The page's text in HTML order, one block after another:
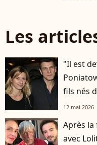
Les
"Il est
fils nés
12 mai 2026
Après la
avec